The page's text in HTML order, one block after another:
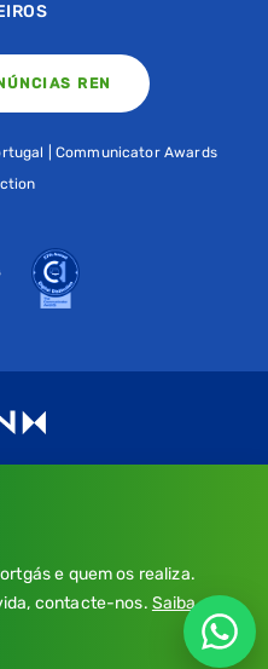
REN
| Communicator Awards
de Cookies.
chamada grátis.
chamada para a rede fixa
e quem os realiza.
contacte-nos. Saiba